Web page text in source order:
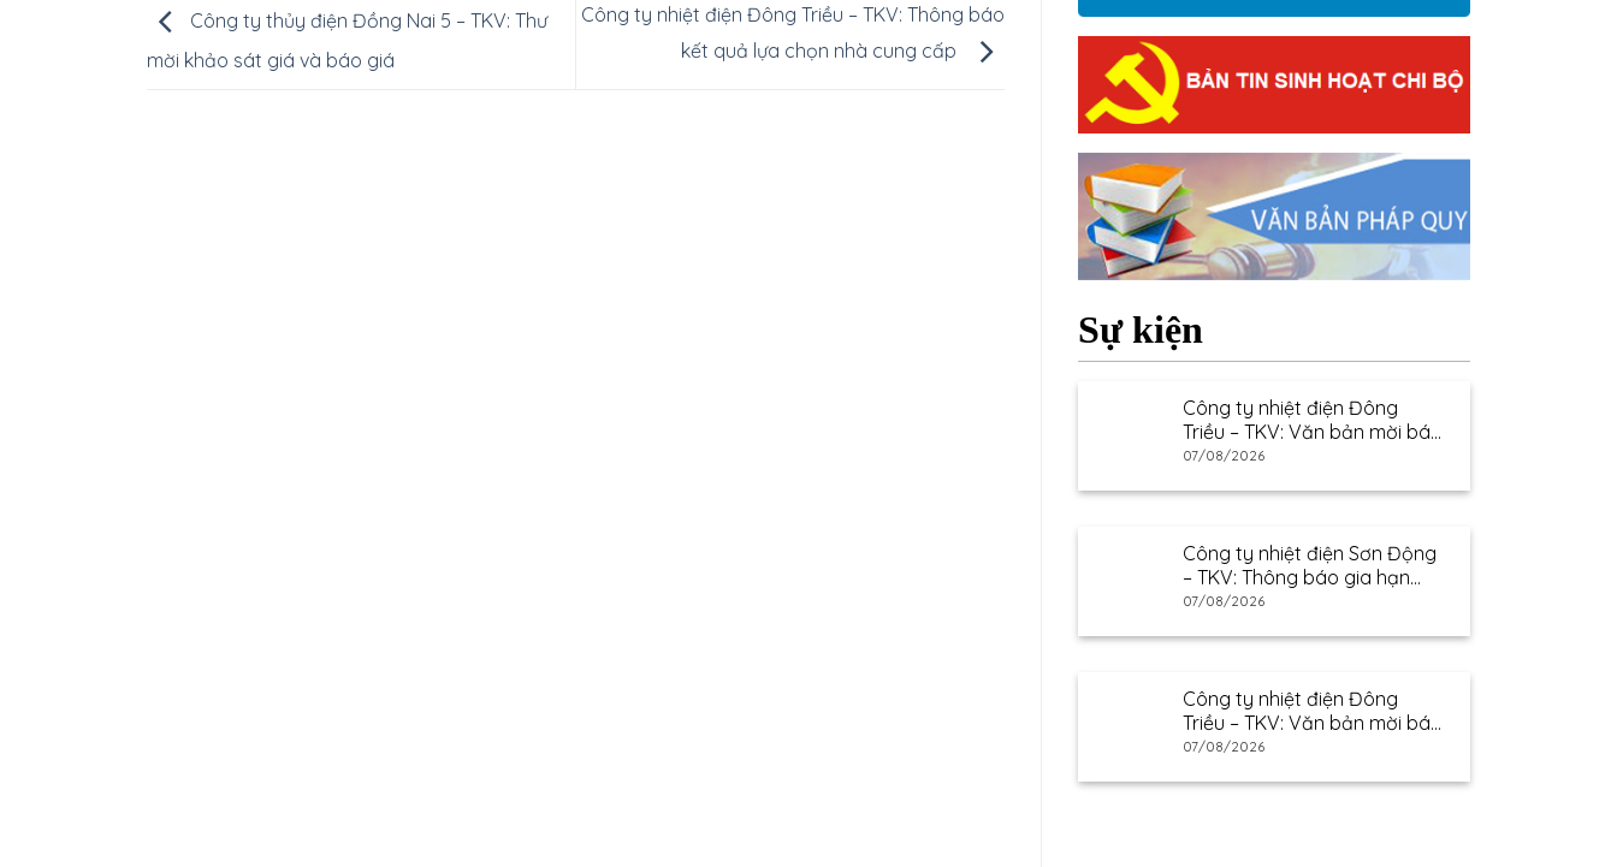
Công ty thủy điện Đồng Nai 5 – TKV: Thư
mời khảo sát giá và báo giá
Công ty nhiệt điện Đông Triều – TKV: Thông báo
kết quả lựa chọn nhà cung cấp
Sự kiện
Công ty nhiệt điện Đông
Triều – TKV: Văn bản mời báo
giá
07/08/2026
Công ty nhiệt điện Sơn Động
– TKV: Thông báo gia hạn
thư mời báo giá
07/08/2026
Công ty nhiệt điện Đông
Triều – TKV: Văn bản mời báo
giá
07/08/2026